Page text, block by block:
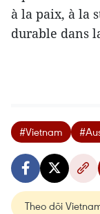
à la paix, à la
durable dans
#Vietnam
Theo dõi